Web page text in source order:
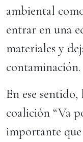
ambiental
entrar en una
materiales y
contaminación.
En ese
coalición “Va
importante que